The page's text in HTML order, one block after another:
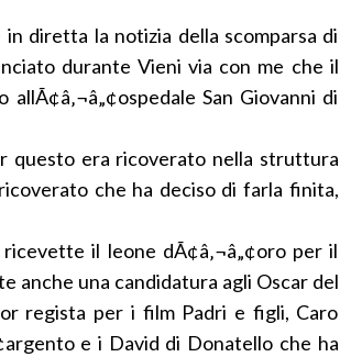
diretta la notizia della scomparsa di
durante Vieni via con me che il
San Giovanni di
questo era ricoverato nella struttura
che ha deciso di farla finita,
il leone dÃ¢â‚¬â„¢oro per il
anche una candidatura agli Oscar del
regista per i film Padri e figli, Caro
e i David di Donatello che ha